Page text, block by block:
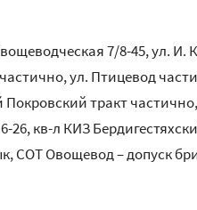
7/8-45, ул. И.
ул. Птицевод
тракт
кв-л КИЗ
СОТ Овощевод – допуск